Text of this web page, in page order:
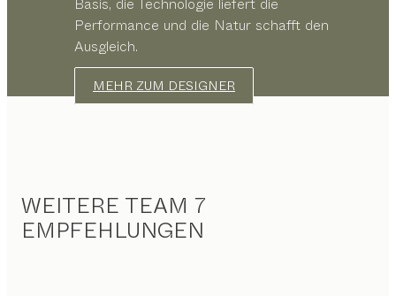
Performance und die Natur schafft den
Ausgleich.
MEHR ZUM DESIGNER
WEITERE TEAM 7
EMPFEHLUNGEN